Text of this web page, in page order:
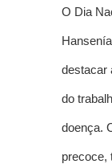
O Dia
destacar
do
doença.
precoce,